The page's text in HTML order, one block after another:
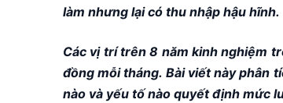
làm nhưng lại có thu nhập hậu hĩnh.
Các vị trí trên 8 năm kinh nghiệm
đồng mỗi tháng. Bài viết này phân
nào và yếu tố nào quyết định mức